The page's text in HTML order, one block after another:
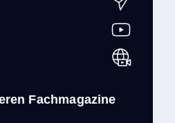
Fachmagazine